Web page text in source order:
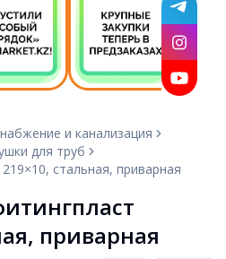
и канализация
для труб
стальная, приварная
приварная